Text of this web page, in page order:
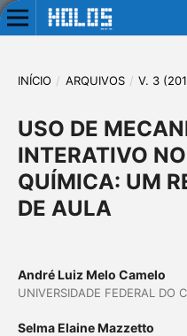
INÍCIO / ARQUIVOS / V. 3
USO DE
INTERATIVO
QUÍMICA: UM
DE AULA
André Luiz Melo Camelo
UNIVERSIDADE FEDERAL DO
Selma Elaine Mazzetto